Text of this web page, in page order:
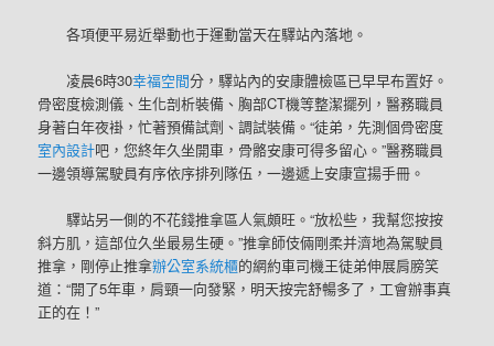
各項便平易近舉動也于運動當天在驛站內落地。
凌晨6時30幸福空間分，驛站內的安康體檢區已早早布置好。
骨密度檢測儀、生化剖析裝備、胸部CT機等整潔擺列，醫務職員
身著白年夜褂，忙著預備試劑、調試裝備。“徒弟，先測個骨密度
室內設計吧，您終年久坐開車，骨骼安康可得多留心。”醫務職員
一邊領導駕駛員有序依序排列隊伍，一邊遞上安康宣揚手冊。
驛站另一側的不花錢推拿區人氣頗旺。“放松些，我幫您按按
斜方肌，這部位久坐最易生硬。”推拿師伎倆剛柔并濟地為駕駛員
推拿，剛停止推拿辦公室系統櫃的網約車司機王徒弟伸展肩膀笑
道：“開了5年車，肩頸一向發緊，明天按完舒暢多了，工會辦事真
正的在！”